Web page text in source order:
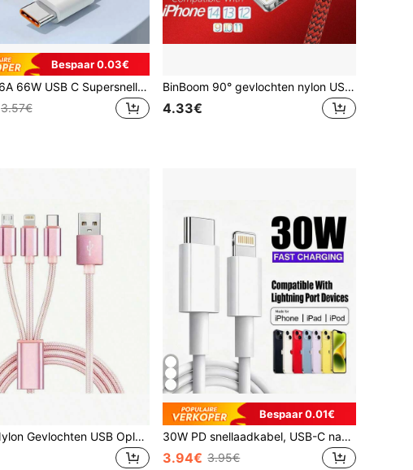
Bespaar 0.03€
NNBILI 6A 66W USB C Supersnelle Oplader Adapter, USB A naar Type C Supersnelle Oplaad- en Datakabel, Compatibel met -telefoons (Let op: Dit product is niet geschikt voor het opladen van telefoons.)
3.57€
BinBoom 90° gevlochten nylon USB-naar-Lightning snellaadkabel met MFi-certificering, 10-20W vermogen, compatibel met iPhone 14/13/12/11/X - Duurzaam voor dagelijks gebruik en op reis, ook geschikt voor opladers.
4.33€
3-In-1 Nylon Gevlochten USB Oplaadkabel, Universele Snelle Oplaadkabel USB naar Lightning/Type-C/Micro USB, Matte Ronde 36V Male naar Male, 10-20W Output, Compatibel met iPhone en meer, 3-In-1 Snelle Oplaad USB Datakabel, Multifunctionele Snelle Oplaadkabel, Kleurrijke Type-C Micro Oplaadkabel, Compatibel met iPhone, Type-C Telefoons, Android Telefoons
Bespaar 0.01€
30W PD snellaadkabel, USB-C naar Lightning, MFi-gecertificeerd, compatibel met iPhone 14/13/12/11/XS/8/Plus, compatibel met iPad en pc, geschikt voor thuis, kantoor en op reis, ideaal als kerst- of familiecadeau. Compatibel met iPhone 14 Pro Max, 14 Pro, 14 Plus, 13 Pro Max, 13 Pro, 13, 12 Pro, 12, 11, XS, XR, 8 Plus, 8, 7, 6, 5, SE, compatibel met iPad-oplader.
3.94€ 3.95€